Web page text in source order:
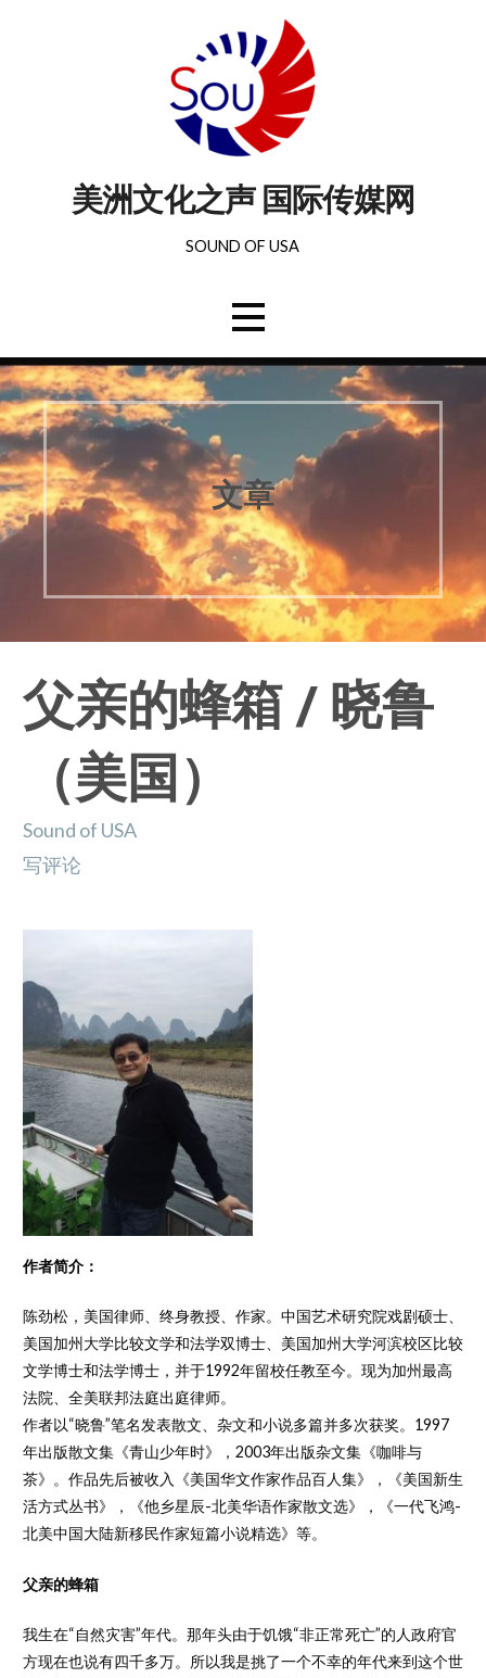
美洲文化之声 国际传媒网
SOUND OF USA
文章
父亲的蜂箱 / 晓鲁
（美国）
Sound of USA
写评论
作者简介：
陈劲松，美国律师、终身教授、作家。中国艺术研究院戏剧硕士、
美国加州大学比较文学和法学双博士、美国加州大学河滨校区比较
文学博士和法学博士，并于1992年留校任教至今。现为加州最高
法院、全美联邦法庭出庭律师。
作者以“晓鲁”笔名发表散文、杂文和小说多篇并多次获奖。1997
年出版散文集《青山少年时》，2003年出版杂文集《咖啡与
茶》。作品先后被收入《美国华文作家作品百人集》，《美国新生
活方式丛书》，《他乡星辰-北美华语作家散文选》，《一代飞鸿-
北美中国大陆新移民作家短篇小说精选》等。
父亲的蜂箱
我生在“自然灾害”年代。那年头由于饥饿“非正常死亡”的人政府官
方现在也说有四千多万。所以我是挑了一个不幸的年代来到这个世